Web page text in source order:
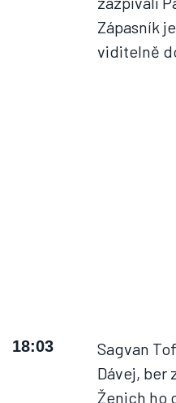
Zápasník
viditelně
18:03
Sagvan
Dávej, ber
Ženich ho